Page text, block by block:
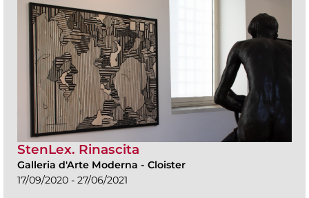
StenLex. Rinascita
Galleria d'Arte Moderna - Cloister
17/09/2020 - 27/06/2021